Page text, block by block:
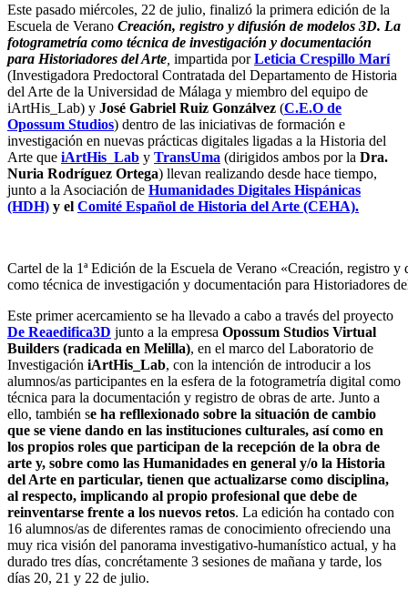
Este pasado miércoles, 22 de julio, finalizó la primera edición de la
Escuela de Verano Creación, registro y difusión de modelos 3D. La
fotogrametría como técnica de investigación y documentación
para Historiadores del Arte impartida porLeticia Crespillo Marí
(Investigadora Predoctoral Contratada del Departamento de Historia
del Arte de la Universidad de Málaga y miembro del equipo de
iArtHis_Lab) y José Gabriel Ruiz Gonzálvez (C.E.O de
Opossum Studios) dentro de las iniciativas de formación e
investigación en nuevas prácticas digitales ligadas a la Historia del
Arte que iArtHis_Lab y TransUma (dirigidos ambos por la Dra.
Nuria Rodríguez Ortega) llevan realizando desde hace tiempo,
junto a la Asociación de Humanidades Digitales Hispánicas
(HDH) y el Comité Español de Historia del Arte (CEHA).
Cartel de la 1ª Edición de la Escuela de Verano «Creación, registro
como técnica de investigación y documentación para Historiadores
Este primer acercamiento se ha llevado a cabo a través del proyecto
De Reaedifica3D junto a la empresa Opossum Studios Virtual
Builders (radicada en Melilla), en el marco del Laboratorio de
Investigación iArtHis_Lab, con la intención de introducir a los
alumnos/as participantes en la esfera de la fotogrametría digital como
técnica para la documentación y registro de obras de arte. Junto a
ello, también se ha refllexionado sobre la situación de cambio
que se viene dando en las instituciones culturales, así como en
los propios roles que participan de la recepción de la obra de
arte y, sobre como las Humanidades en general y/o la Historia
del Arte en particular, tienen que actualizarse como disciplina,
al respecto, implicando al propio profesional que debe de
reinventarse frente a los nuevos retos. La edición ha contado con
16 alumnos/as de diferentes ramas de conocimiento ofreciendo una
muy rica visión del panorama investigativo-humanístico actual, y ha
durado tres días, concrétamente 3 sesiones de mañana y tarde, los
días 20, 21 y 22 de julio.